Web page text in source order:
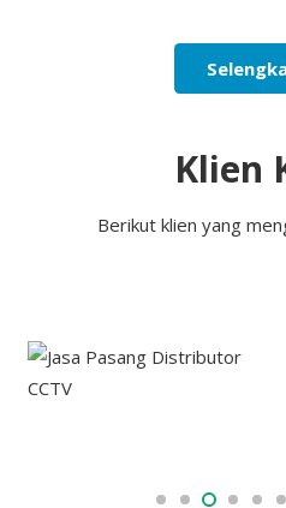
Klien
Berikut klien yang